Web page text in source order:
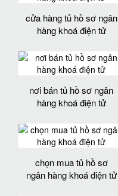
cửa hàng tủ hồ sơ ngân
hàng khoá điện tử
nơi bán tủ hồ sơ ngân
hàng khoá điện tử
chọn mua tủ hồ sơ
ngân hàng khoá điện tử